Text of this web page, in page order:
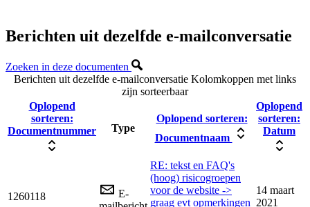
Berichten uit dezelfde e-mailconversatie
Zoeken in deze documenten
Berichten uit dezelfde e-mailconversatie Kolomkoppen met links
zijn sorteerbaar
Oplopend
sorteren:
Documentnummer
Type
Oplopend sorteren:
Documentnaam
Oplopend
sorteren:
Datum
1260118
E-
RE: tekst en FAQ's
(hoog) risicogroepen
voor de website ->
graag evt opmerkingen
14 maart
2021